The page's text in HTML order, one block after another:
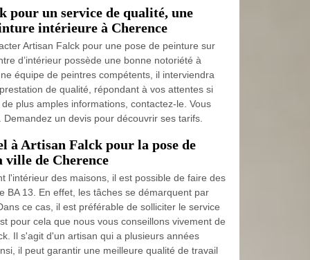
pour un service de qualité, une
intérieure à Cherence
Artisan Falck pour une pose de peinture sur
d’intérieur possède une bonne notoriété à
équipe de peintres compétents, il interviendra
de qualité, répondant à vos attentes si
plus amples informations, contactez-le. Vous
un devis pour découvrir ses tarifs.
à Artisan Falck pour la pose de
ville de Cherence
l'intérieur des maisons, il est possible de faire des
BA 13. En effet, les tâches se démarquent par
ce cas, il est préférable de solliciter le service
pour cela que nous vous conseillons vivement de
Il s'agit d'un artisan qui a plusieurs années
il peut garantir une meilleure qualité de travail